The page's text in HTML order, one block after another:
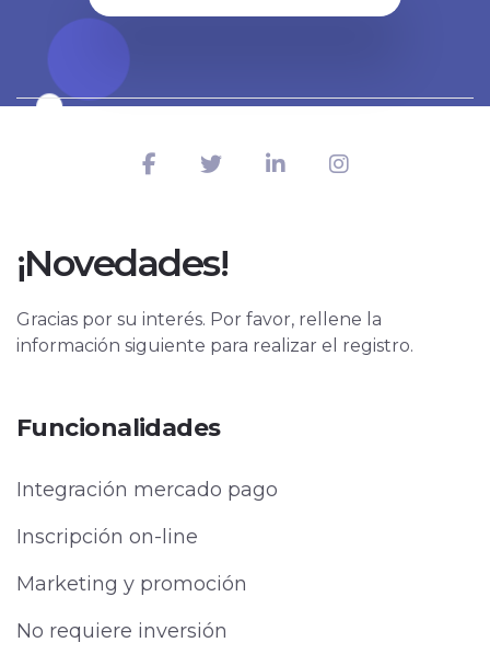
¡Novedades!
Gracias por su interés. Por favor, rellene la
información siguiente para realizar el registro.
Funcionalidades
Integración mercado pago
Inscripción on-line
Marketing y promoción
No requiere inversión